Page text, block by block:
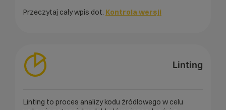
Przeczytaj cały wpis dot. Kontrola wersji
Linting
Linting to proces analizy kodu źródłowego w celu